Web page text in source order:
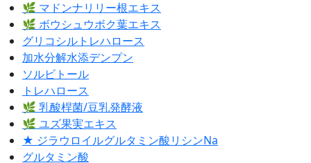
🌿 マドンナリリー根エキス
🌿 ボウシュウボク葉エキス
グリコシルトレハロース
加水分解水添デンプン
ソルビトール
トレハロース
🌿 乳酸桿菌/豆乳発酵液
🌿 ユズ果実エキス
★ ジラウロイルグルタミン酸リシンNa
グルタミン酸